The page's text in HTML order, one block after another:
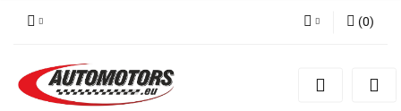
Zarejestruj się
(0)